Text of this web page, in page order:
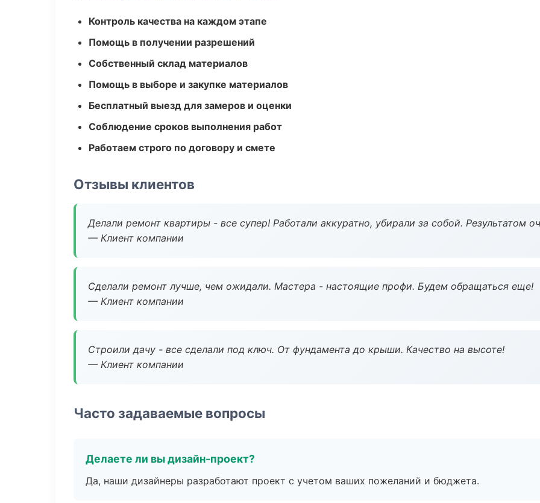
Контроль качества на каждом этапе
Помощь в получении разрешений
Собственный склад материалов
Помощь в выборе и закупке материалов
Бесплатный выезд для замеров и оценки
Соблюдение сроков выполнения работ
Работаем строго по договору и смете
Отзывы клиентов
Делали ремонт квартиры - все супер! Работали аккуратно, убирали за собой. Результатом
— Клиент компании
Сделали ремонт лучше, чем ожидали. Мастера - настоящие профи. Будем обращаться еще!
— Клиент компании
Строили дачу - все сделали под ключ. От фундамента до крыши. Качество на высоте!
— Клиент компании
Часто задаваемые вопросы
Делаете ли вы дизайн-проект?
Да, наши дизайнеры разработают проект с учетом ваших пожеланий и бюджета.